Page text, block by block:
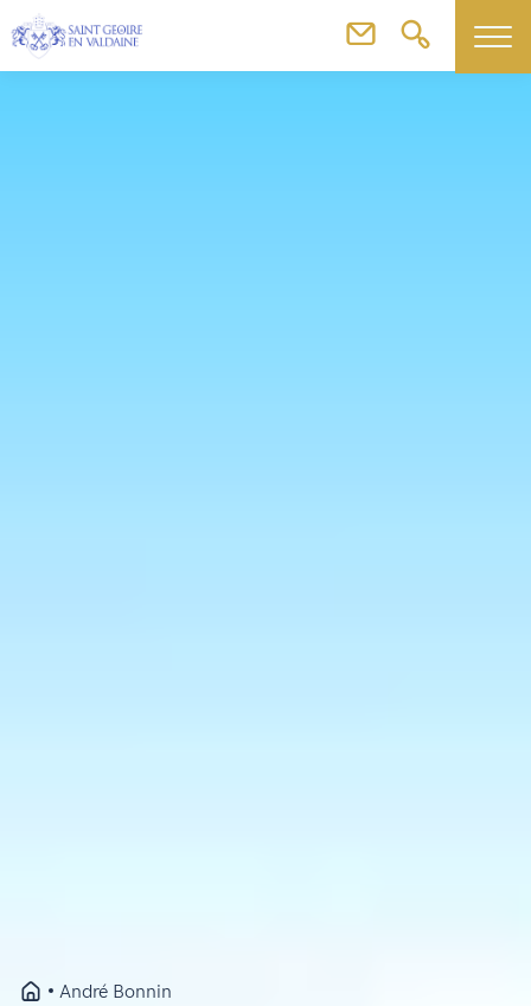
André Bonnin